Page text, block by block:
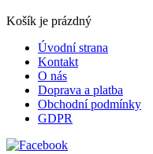
Košík je prázdný
Úvodní strana
Kontakt
O nás
Doprava a platba
Obchodní podmínky
GDPR